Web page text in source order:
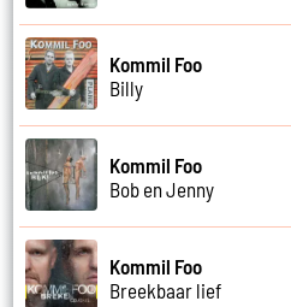
Kommil Foo
Billy
Kommil Foo
Bob en Jenny
Kommil Foo
Breekbaar lief